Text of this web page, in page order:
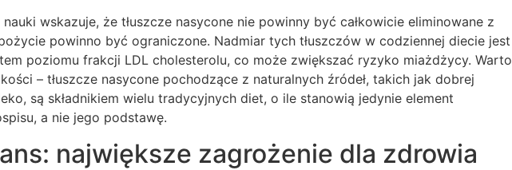
wskazuje, że tłuszcze nasycone nie powinny być całkowicie eliminowane z
powinno być ograniczone. Nadmiar tych tłuszczów w codziennej diecie jest
poziomu frakcji LDL cholesterolu, co może zwiększać ryzyko miażdżycy. Warto
– tłuszcze nasycone pochodzące z naturalnych źródeł, takich jak dobrej
są składnikiem wielu tradycyjnych diet, o ile stanowią jedynie element
a nie jego podstawę.
największe zagrożenie dla zdrowia